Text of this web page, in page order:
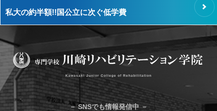
私大の約半額!!国公立に次ぐ低学費
Kawasaki Junior College of Rehabilitation
－ SNSでも情報発信中 －